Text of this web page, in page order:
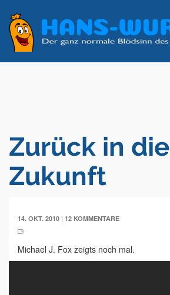
Zurück in die
Zukunft
14. OKT. 2010 | 12 KOMMENTARE
Michael J. Fox zeigts noch mal.